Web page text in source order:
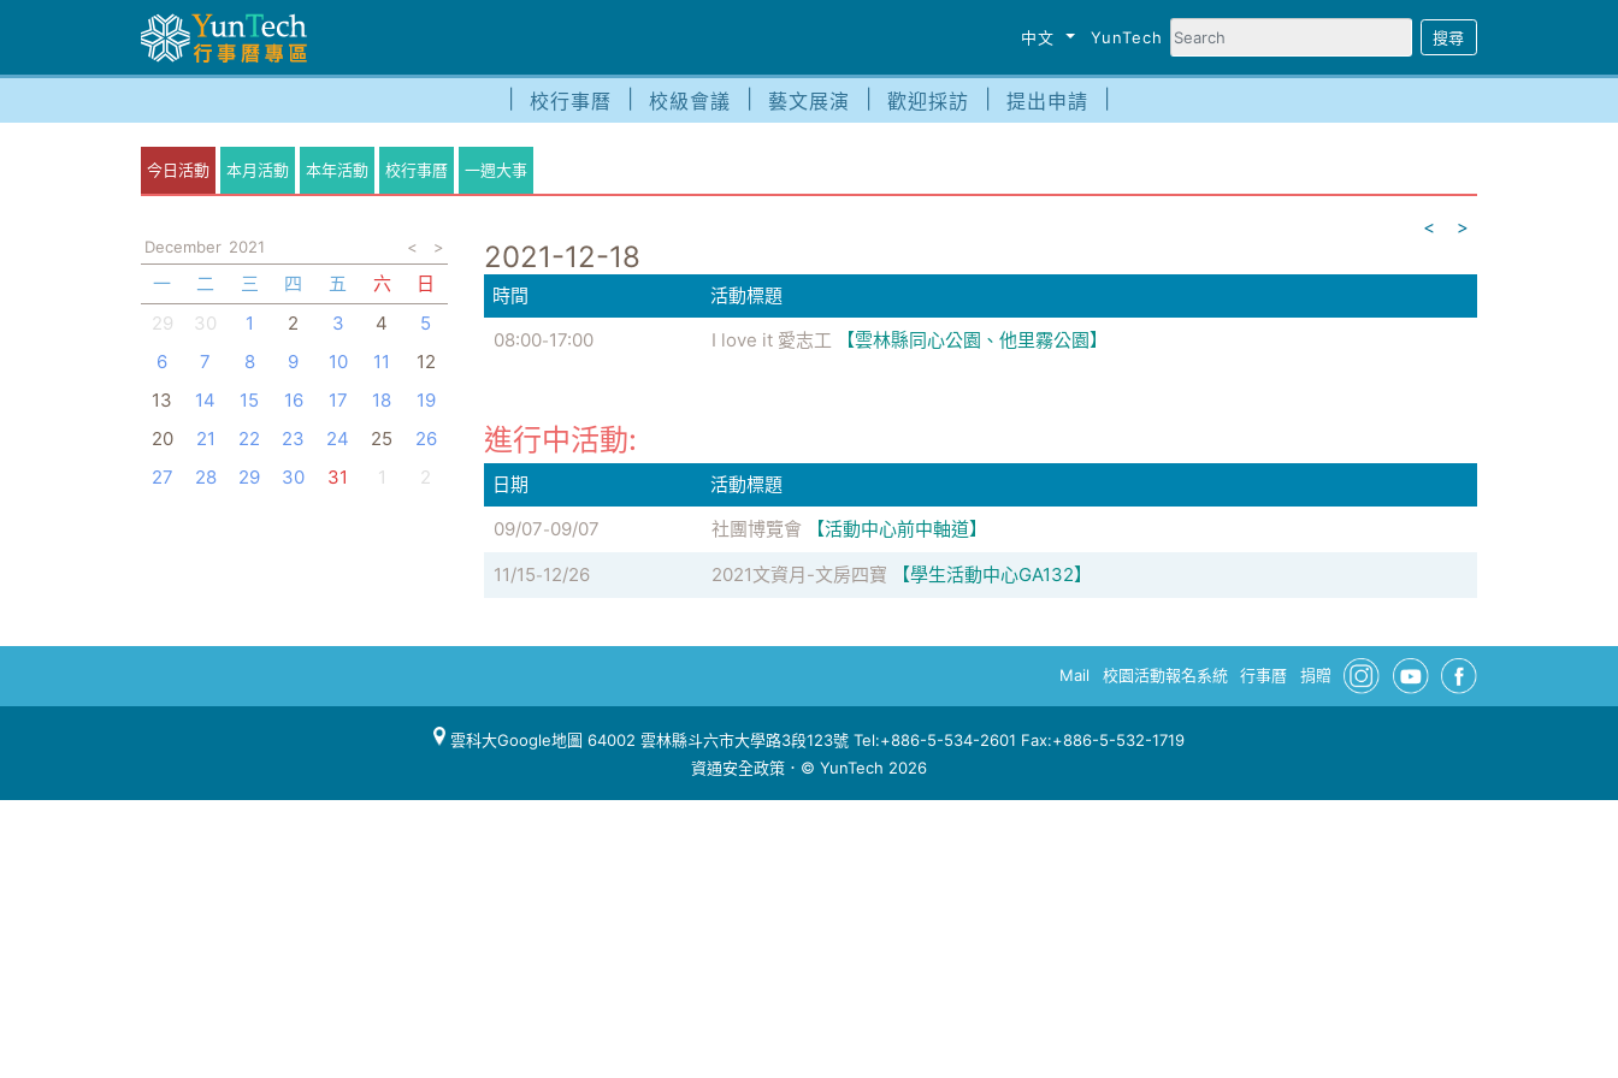
中文 YunTech
校行事曆 校級會議 藝文展演 歡迎採訪 提出申請
今日活動 本月活動 本年活動 校行事曆 一週大事
December 2021 < >
一 二 三 四 五 六
日
29
30 1 2 3 4
5
6
7 8 9 10 11
12
13
14 15 16 17 18
19
20
21 22 23 24 25
26
27
28 29 30 31 1 2
< >
2021-12-18
時間
活動標題
08:00-17:00 I love it 愛志工 【雲林縣同心公園、他里霧公園】
進行中活動:
日期
活動標題
09/07-09/07 社團博覽會
【活動中心前中軸道】
11/15-12/26 2021文資月-文房四寶 【學生活動中心GA132】
Mail 校園活動報名系統 行事曆 捐贈
雲科大Google地圖 64002 雲林縣斗六市大學路3段123號 Tel:+886-5-534-2601 Fax:+886-5-532-1719
資通安全政策 ．© YunTech 2026